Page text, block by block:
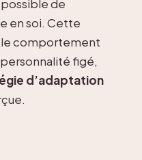
de
en soi. Cette
comportement
figé,
d’adaptation